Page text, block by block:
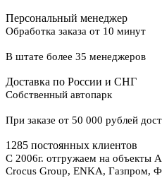
Персональный менеджер
Обработка заказа от 10 минут
В штате более 35 менеджеров
Доставка по России и СНГ
Собственный автопарк
При заказе от 50 000 рублей
1285 постоянных клиентов
С 2006г. отгружаем на объекты
Crocus Group, ENKA, Газпром,